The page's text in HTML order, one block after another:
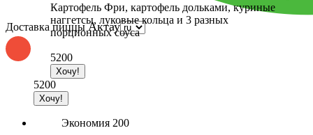
Доставка пиццы Актау
Картофель Фри, картофель дольками, куриные
наггетсы, луковые кольца и 3 разных
порционных соуса
5200
5200
Экономия 200